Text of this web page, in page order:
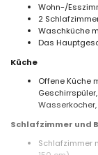
Wohn-/
2
Waschküche
Das
Küche
Offene Küche
Schlafzimmer und
Schlafzimmer